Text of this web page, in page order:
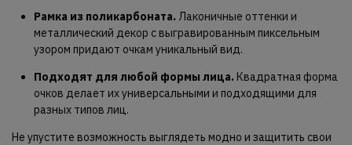
Рамка из поликарбоната. Лаконичные оттенки и
металлический декор с выгравированным пиксельным
узором придают очкам уникальный вид.
Подходят для любой формы лица. Квадратная форма
очков делает их универсальными и подходящими для
разных типов лиц.
Не упустите возможность выглядеть модно и защитить свои